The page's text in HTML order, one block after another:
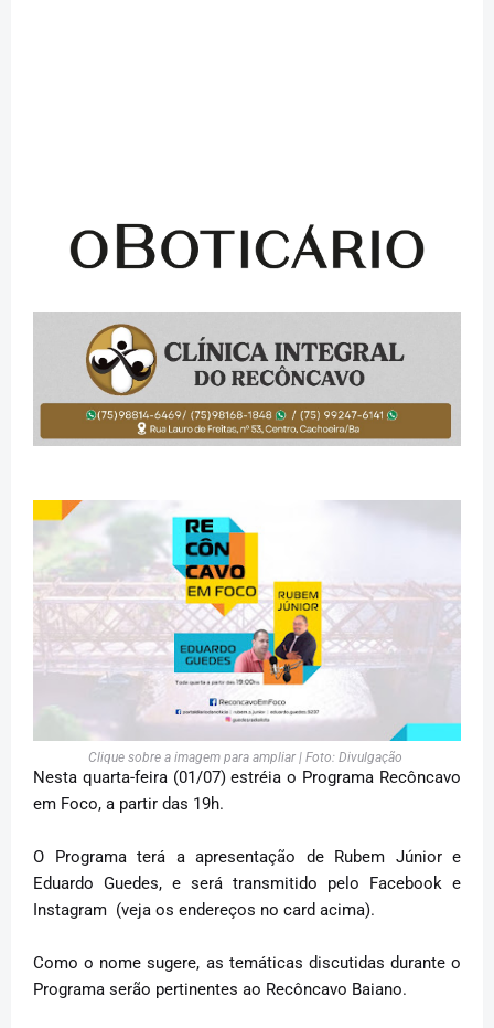
Clique sobre a imagem para ampliar | Foto: Divulgação
Nesta quarta-feira (01/07) estréia o Programa Recôncavo
em Foco, a partir das 19h.
O Programa terá a apresentação de Rubem Júnior e
Eduardo Guedes, e será transmitido pelo Facebook e
Instagram (veja os endereços no card acima).
Como o nome sugere, as temáticas discutidas durante o
Programa serão pertinentes ao Recôncavo Baiano.